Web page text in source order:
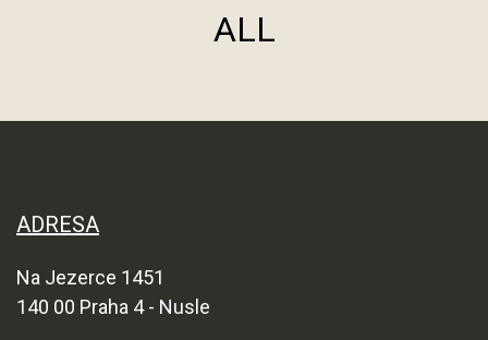
ALL
ADRESA
Na Jezerce 1451
140 00 Praha 4 - Nusle